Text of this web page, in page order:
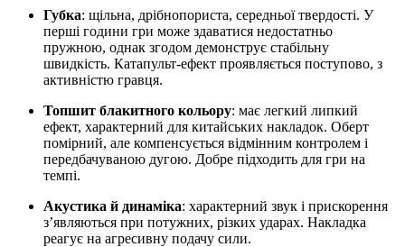
Губка: щільна, дрібнопориста, середньої твердості. У
перші години гри може здаватися недостатньо
пружною, однак згодом демонструє стабільну
швидкість. Катапульт-ефект проявляється поступово, з
активністю гравця.
Топшит блакитного кольору: має легкий липкий
ефект, характерний для китайських накладок. Оберт
помірний, але компенсується відмінним контролем і
передбачуваною дугою. Добре підходить для гри на
темпі.
Акустика й динаміка: характерний звук і прискорення
з’являються при потужних, різких ударах. Накладка
реагує на агресивну подачу сили.